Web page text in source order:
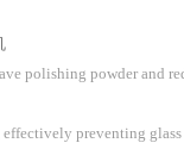
polishing powder and
preventing glass